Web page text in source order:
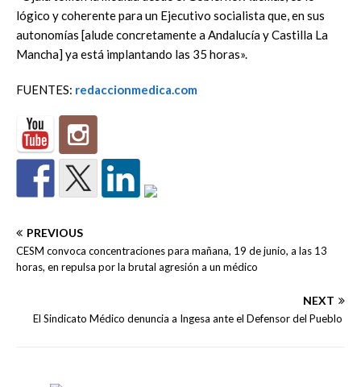
lógico y coherente para un Ejecutivo socialista que, en sus
autonomías [alude concretamente a Andalucía y Castilla La
Mancha] ya está implantando las 35 horas».
FUENTES: redaccionmedica.com
PREVIOUS
CESM convoca concentraciones para mañana, 19 de junio, a las 13
horas, en repulsa por la brutal agresión a un médico
NEXT
El Sindicato Médico denuncia a Ingesa ante el Defensor del Pueblo